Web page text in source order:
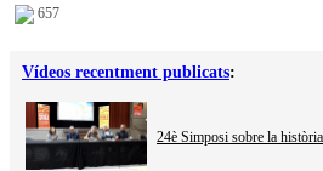
657
Vídeos recentment publicats:
24è Simposi sobre la